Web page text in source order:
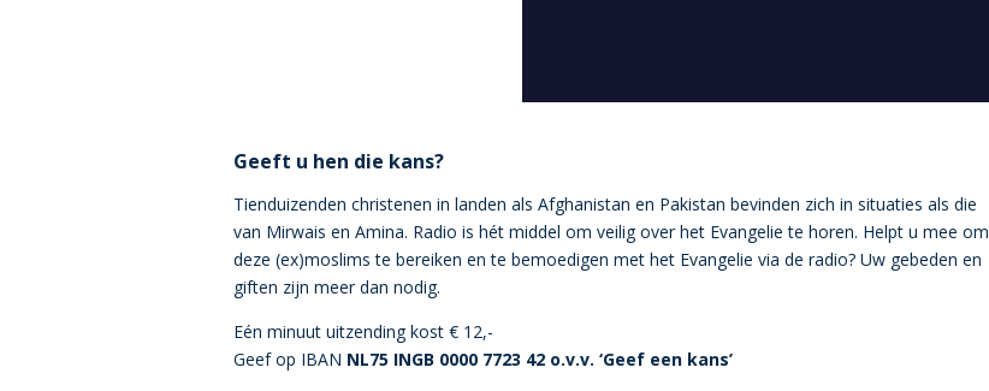
Geeft u hen die kans?
Tienduizenden christenen in landen als Afghanistan en Pakistan bevinden zich in situaties als die
van Mirwais en Amina. Radio is hét middel om veilig over het Evangelie te horen. Helpt u mee om
deze (ex)moslims te bereiken en te bemoedigen met het Evangelie via de radio? Uw gebeden en
giften zijn meer dan nodig.
Eén minuut uitzending kost € 12,-
Geef op IBAN NL75 INGB 0000 7723 42 o.v.v. ‘Geef een kans’